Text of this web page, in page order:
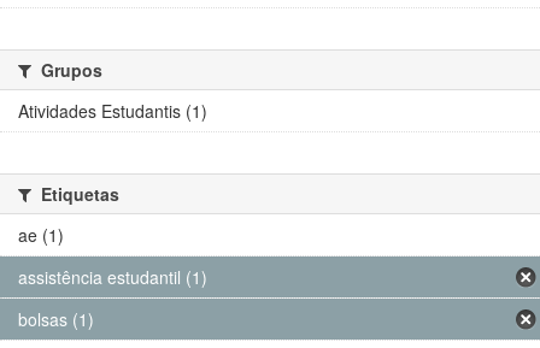
Grupos
Atividades Estudantis (1)
Etiquetas
ae (1)
assistência estudantil (1)
bolsas (1)